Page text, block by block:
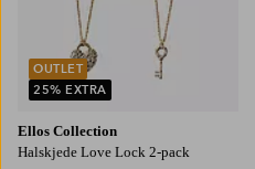
Ellos Collection
Halskjede Love Lock 2-pack
OUTLET
25% EXTRA